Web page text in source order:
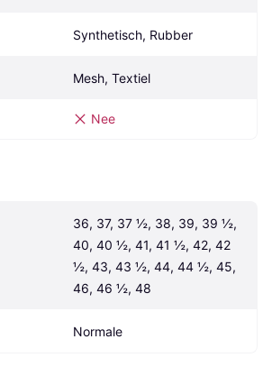
Synthetisch, Rubber
Mesh, Textiel
Nee
36, 37, 37 ½, 38, 39, 39 ½,
40, 40 ½, 41, 41 ½, 42, 42
½, 43, 43 ½, 44, 44 ½, 45,
46, 46 ½, 48
Normale